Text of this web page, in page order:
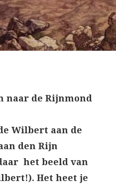
naar de Rijnmond
Wilbert aan de
den Rijn
het beeld van
Het heet je